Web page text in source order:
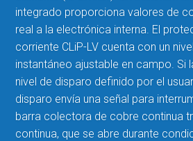
integrado proporciona valores de
real a la electrónica interna. El
corriente CLiP-LV cuenta con un
instantáneo ajustable en campo. Si
nivel de disparo definido por el
disparo envía una señal para
barra colectora de cobre continua
continua, que se abre durante